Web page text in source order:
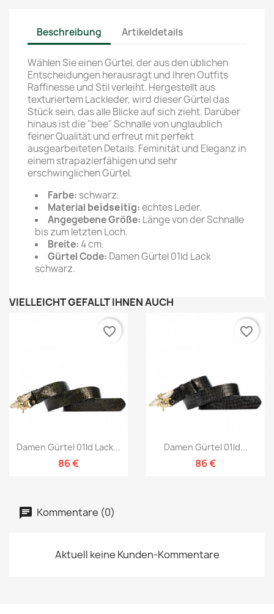
Beschreibung Artikeldetails
Wählen Sie einen Gürtel, der aus den üblichen
Entscheidungen herausragt und Ihren Outfits
Raffinesse und Stil verleiht. Hergestellt aus
texturiertem Lackleder, wird dieser Gürtel das
Stück sein, das alle Blicke auf sich zieht. Darüber
hinaus ist die "bee" Schnalle von unglaublich
feiner Qualität und erfreut mit perfekt
ausgearbeiteten Details. Feminität und Eleganz in
einem strapazierfähigen und sehr
erschwinglichen Gürtel.
Farbe: schwarz.
Material beidseitig:echtes Leder.
Angegebene Größe: Länge von der Schnalle
bis zum letzten Loch.
Breite:4 cm.
Gürtel Code: Damen Gürtel 01ld Lack
schwarz.
VIELLEICHT GEFÄLLT IHNEN AUCH
Damen Gürtel 01ld Lack...
86 €
favorite_border
Damen Gürtel 01ld...
86 €
favorite_border
Kommentare (0)
Aktuell keine Kunden-Kommentare